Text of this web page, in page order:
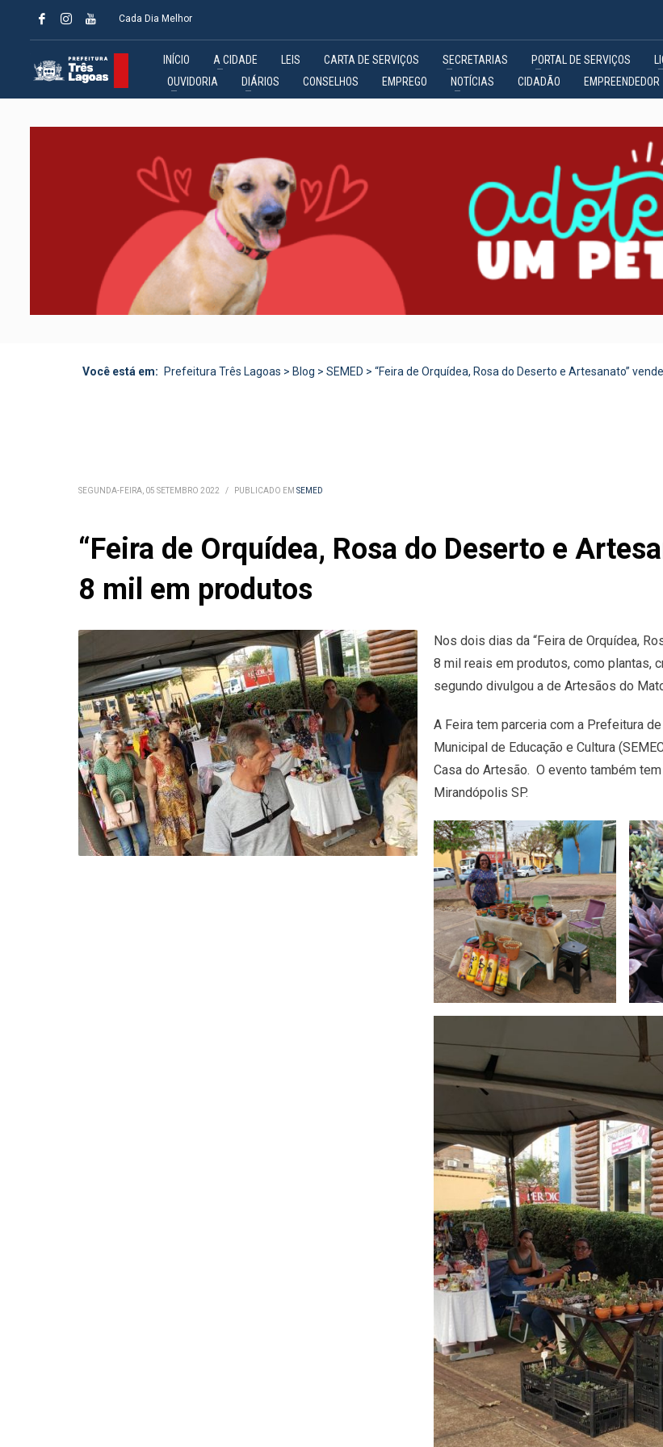
Cada Dia Melhor
INÍCIO A CIDADE LEIS CARTA DE SERVIÇOS SECRETARIAS PORTAL DE SERVIÇOS
OUVIDORIA
DIÁRIOS CONSELHOS EMPREGO NOTÍCIAS CIDADÃO EMPREENDEDOR
Você está em: Prefeitura Três Lagoas > Blog > SEMED > “Feira de Orquídea, Rosa do Deserto e Artesanato”
SEGUNDA-FEIRA, 05 SETEMBRO 2022 / PUBLICADO EM SEMED
“Feira de Orquídea, Rosa do Deserto e
8 mil em produtos
Nos dois dias da “Feira de Orquídea,
8 mil reais em produtos, como plantas,
segundo divulgou a de Artesãos do
A Feira tem parceria com a Prefeitura
Municipal de Educação e Cultura
Casa do Artesão. O evento também
Mirandópolis SP.